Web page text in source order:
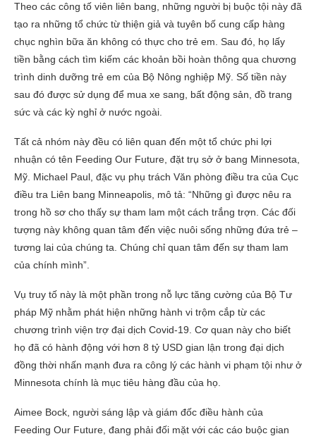
Theo các công tố viên liên bang, những người bị buộc tội này đã
tạo ra những tổ chức từ thiện giả và tuyên bố cung cấp hàng
chục nghìn bữa ăn không có thực cho trẻ em. Sau đó, họ lấy
tiền bằng cách tìm kiếm các khoản bồi hoàn thông qua chương
trình dinh dưỡng trẻ em của Bộ Nông nghiệp Mỹ. Số tiền này
sau đó được sử dụng để mua xe sang, bất động sản, đồ trang
sức và các kỳ nghỉ ở nước ngoài.
Tất cả nhóm này đều có liên quan đến một tổ chức phi lợi
nhuận có tên Feeding Our Future, đặt trụ sở ở bang Minnesota,
Mỹ. Michael Paul, đặc vụ phụ trách Văn phòng điều tra của Cục
điều tra Liên bang Minneapolis, mô tả: “Những gì được nêu ra
trong hồ sơ cho thấy sự tham lam một cách trắng trợn. Các đối
tượng này không quan tâm đến việc nuôi sống những đứa trẻ –
tương lai của chúng ta. Chúng chỉ quan tâm đến sự tham lam
của chính mình”.
Vụ truy tố này là một phần trong nỗ lực tăng cường của Bộ Tư
pháp Mỹ nhằm phát hiện những hành vi trộm cắp từ các
chương trình viện trợ đại dịch Covid-19. Cơ quan này cho biết
họ đã có hành động với hơn 8 tỷ USD gian lận trong đại dịch
đồng thời nhấn mạnh đưa ra công lý các hành vi phạm tội như ở
Minnesota chính là mục tiêu hàng đầu của họ.
Aimee Bock, người sáng lập và giám đốc điều hành của
Feeding Our Future, đang phải đối mặt với các cáo buộc gian